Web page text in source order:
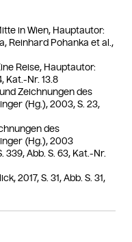
in Wien, Hauptautor:
Reinhard Pohanka et al.,
Reise, Hauptautor:
Kat.-Nr. 13.8
Zeichnungen des
(Hg.), 2003, S. 23,
des
(Hg.), 2003
339, Abb. S. 63, Kat.-Nr.
2017, S. 31, Abb. S. 31,